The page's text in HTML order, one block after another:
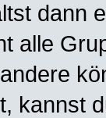
dann
alle
kannst